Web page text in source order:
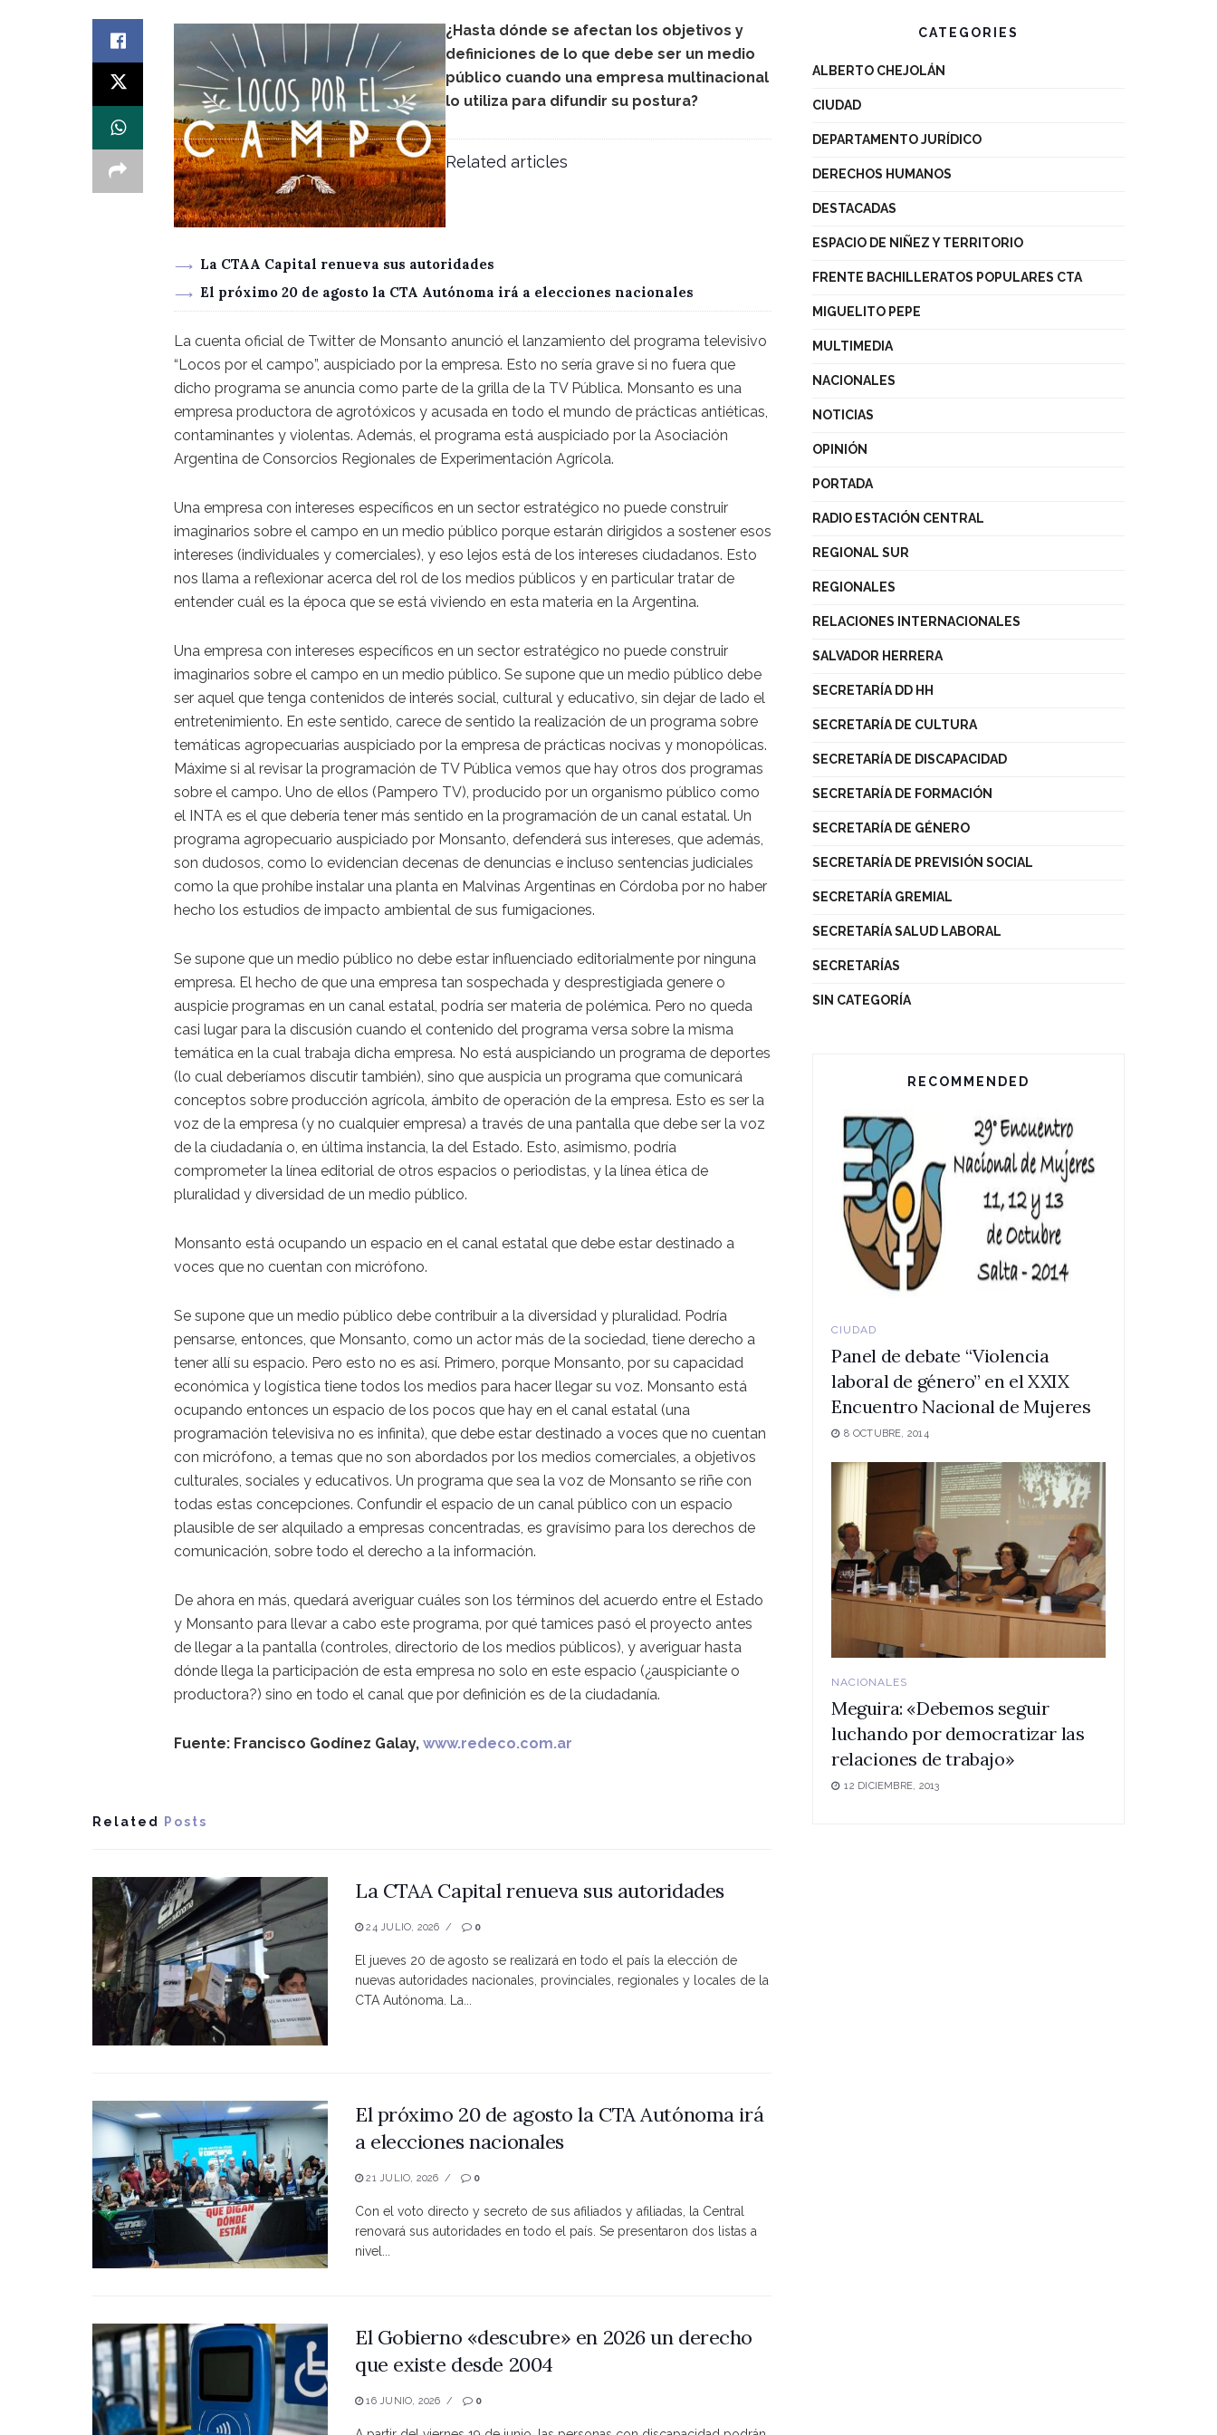
¿Hasta dónde se afectan los objetivos y
definiciones de lo que debe ser un medio
público cuando una empresa multinacional
lo utiliza para difundir su postura?
Related articles
La CTAA Capital renueva sus autoridades
El próximo 20 de agosto la CTA Autónoma irá a elecciones nacionales
La cuenta oficial de Twitter de Monsanto anunció el lanzamiento del programa televisivo
“Locos por el campo”, auspiciado por la empresa. Esto no sería grave si no fuera que
dicho programa se anuncia como parte de la grilla de la TV Pública. Monsanto es una
empresa productora de agrotóxicos y acusada en todo el mundo de prácticas antiéticas,
contaminantes y violentas. Además, el programa está auspiciado por la Asociación
Argentina de Consorcios Regionales de Experimentación Agrícola.
Una empresa con intereses específicos en un sector estratégico no puede construir
imaginarios sobre el campo en un medio público porque estarán dirigidos a sostener esos
intereses (individuales y comerciales), y eso lejos está de los intereses ciudadanos. Esto
nos llama a reflexionar acerca del rol de los medios públicos y en particular tratar de
entender cuál es la época que se está viviendo en esta materia en la Argentina.
Una empresa con intereses específicos en un sector estratégico no puede construir
imaginarios sobre el campo en un medio público. Se supone que un medio público debe
ser aquel que tenga contenidos de interés social, cultural y educativo, sin dejar de lado el
entretenimiento. En este sentido, carece de sentido la realización de un programa sobre
temáticas agropecuarias auspiciado por la empresa de prácticas nocivas y monopólicas.
Máxime si al revisar la programación de TV Pública vemos que hay otros dos programas
sobre el campo. Uno de ellos (Pampero TV), producido por un organismo público como
el INTA es el que debería tener más sentido en la programación de un canal estatal. Un
programa agropecuario auspiciado por Monsanto, defenderá sus intereses, que además,
son dudosos, como lo evidencian decenas de denuncias e incluso sentencias judiciales
como la que prohíbe instalar una planta en Malvinas Argentinas en Córdoba por no haber
hecho los estudios de impacto ambiental de sus fumigaciones.
Se supone que un medio público no debe estar influenciado editorialmente por ninguna
empresa. El hecho de que una empresa tan sospechada y desprestigiada genere o
auspicie programas en un canal estatal, podría ser materia de polémica. Pero no queda
casi lugar para la discusión cuando el contenido del programa versa sobre la misma
temática en la cual trabaja dicha empresa. No está auspiciando un programa de deportes
(lo cual deberíamos discutir también), sino que auspicia un programa que comunicará
conceptos sobre producción agrícola, ámbito de operación de la empresa. Esto es ser la
voz de la empresa (y no cualquier empresa) a través de una pantalla que debe ser la voz
de la ciudadanía o, en última instancia, la del Estado. Esto, asimismo, podría
comprometer la línea editorial de otros espacios o periodistas, y la línea ética de
pluralidad y diversidad de un medio público.
Monsanto está ocupando un espacio en el canal estatal que debe estar destinado a
voces que no cuentan con micrófono.
Se supone que un medio público debe contribuir a la diversidad y pluralidad. Podría
pensarse, entonces, que Monsanto, como un actor más de la sociedad, tiene derecho a
tener allí su espacio. Pero esto no es así. Primero, porque Monsanto, por su capacidad
económica y logística tiene todos los medios para hacer llegar su voz. Monsanto está
ocupando entonces un espacio de los pocos que hay en el canal estatal (una
programación televisiva no es infinita), que debe estar destinado a voces que no cuentan
con micrófono, a temas que no son abordados por los medios comerciales, a objetivos
culturales, sociales y educativos. Un programa que sea la voz de Monsanto se riñe con
todas estas concepciones. Confundir el espacio de un canal público con un espacio
plausible de ser alquilado a empresas concentradas, es gravísimo para los derechos de
comunicación, sobre todo el derecho a la información.
De ahora en más, quedará averiguar cuáles son los términos del acuerdo entre el Estado
y Monsanto para llevar a cabo este programa, por qué tamices pasó el proyecto antes
de llegar a la pantalla (controles, directorio de los medios públicos), y averiguar hasta
dónde llega la participación de esta empresa no solo en este espacio (¿auspiciante o
productora?) sino en todo el canal que por definición es de la ciudadanía.
Fuente: Francisco Godínez Galay, www.redeco.com.ar
Related Posts
La CTAA Capital renueva sus autoridades
24 JULIO, 2026 0
El jueves 20 de agosto se realizará en todo el país la elección de
nuevas autoridades nacionales, provinciales, regionales y locales de la
CTA Autónoma. La...
El próximo 20 de agosto la CTA Autónoma irá
a elecciones nacionales
21 JULIO, 2026 0
Con el voto directo y secreto de sus afiliados y afiliadas, la Central
renovará sus autoridades en todo el país. Se presentaron dos listas a
nivel...
El Gobierno «descubre» en 2026 un derecho
que existe desde 2004
16 JUNIO, 2026 0
CATEGORIES
ALBERTO CHEJOLÁN
CIUDAD
DEPARTAMENTO JURÍDICO
DERECHOS HUMANOS
DESTACADAS
ESPACIO DE NIÑEZ Y TERRITORIO
FRENTE BACHILLERATOS POPULARES CTA
MIGUELITO PEPE
MULTIMEDIA
NACIONALES
NOTICIAS
OPINIÓN
PORTADA
RADIO ESTACIÓN CENTRAL
REGIONAL SUR
REGIONALES
RELACIONES INTERNACIONALES
SALVADOR HERRERA
SECRETARÍA DD HH
SECRETARÍA DE CULTURA
SECRETARÍA DE DISCAPACIDAD
SECRETARÍA DE FORMACIÓN
SECRETARÍA DE GÉNERO
SECRETARÍA DE PREVISIÓN SOCIAL
SECRETARÍA GREMIAL
SECRETARÍA SALUD LABORAL
SECRETARÍAS
SIN CATEGORÍA
RECOMMENDED
CIUDAD
Panel de debate “Violencia
laboral de género” en el XXIX
Encuentro Nacional de Mujeres
8 OCTUBRE, 2014
NACIONALES
Meguira: «Debemos seguir
luchando por democratizar las
relaciones de trabajo»
12 DICIEMBRE, 2013